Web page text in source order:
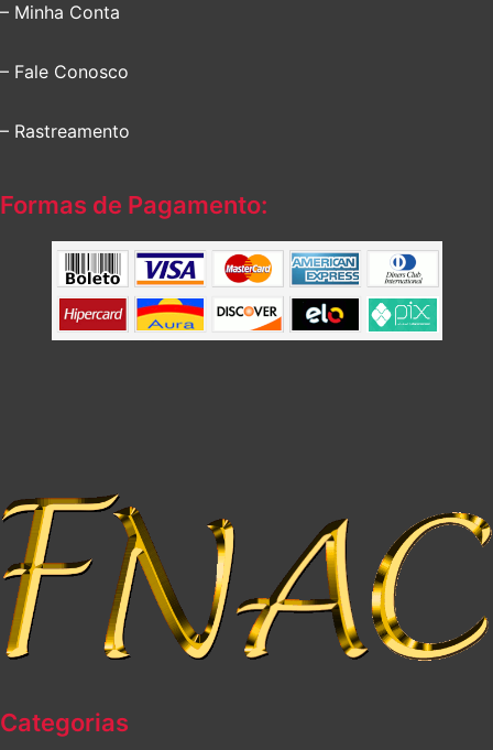
– Minha Conta
– Fale Conosco
– Rastreamento
Formas de Pagamento:
Categorias